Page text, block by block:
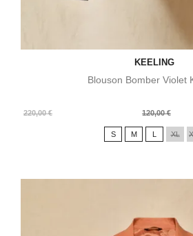
KEELING
Blouson Bomber Violet
220,00 €
Prix
120,00 €
Prix
S M L XL